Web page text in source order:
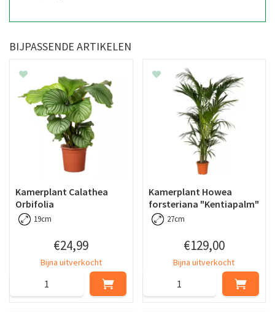
BIJPASSENDE ARTIKELEN
Kamerplant Calathea
Orbifolia
19cm
€24,99
Bijna uitverkocht
Kamerplant Howea
forsteriana "Kentiapalm"
27cm
€129,00
Bijna uitverkocht